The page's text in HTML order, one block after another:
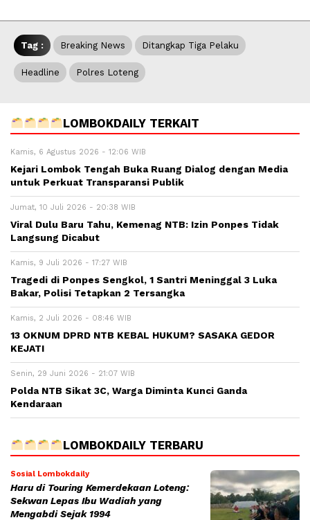
Tag : Breaking News Ditangkap Tiga Pelaku
Headline Polres Loteng
LOMBOKDAILY TERKAIT
Kamis, 6 Agustus 2026 - 12:06 WIB
Kejari Lombok Tengah Buka Ruang Dialog dengan Media
untuk Perkuat Transparansi Publik
Jumat, 10 Juli 2026 - 20:38 WIB
Viral Dulu Baru Tahu, Kemenag NTB: Izin Ponpes Tidak
Langsung Dicabut
Kamis, 9 Juli 2026 - 17:27 WIB
Tragedi di Ponpes Sengkol, 1 Santri Meninggal 3 Luka
Bakar, Polisi Tetapkan 2 Tersangka
Kamis, 2 Juli 2026 - 08:46 WIB
13 OKNUM DPRD NTB KEBAL HUKUM? SASAKA GEDOR
KEJATI
Senin, 29 Juni 2026 - 21:07 WIB
Polda NTB Sikat 3C, Warga Diminta Kunci Ganda
Kendaraan
LOMBOKDAILY TERBARU
Sosial Lombokdaily
Haru di Touring Kemerdekaan Loteng:
Sekwan Lepas Ibu Wadiah yang
Mengabdi Sejak 1994